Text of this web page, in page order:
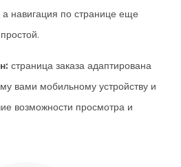
а навигация по странице еще
страница заказа адаптирована
вами мобильному устройству и
возможности просмотра и